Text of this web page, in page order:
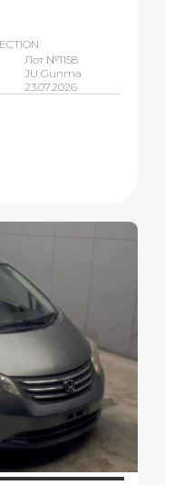
Лот №1158
JU Gunma
23.07.2026